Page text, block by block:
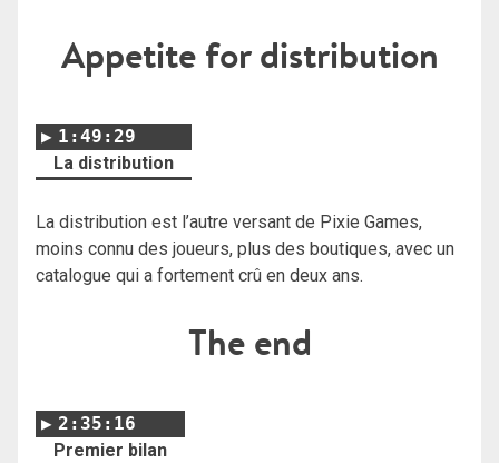
Appetite for distribution
1:49:29
La distribution
La distribution est l’autre versant de Pixie Games,
moins connu des joueurs, plus des boutiques, avec un
catalogue qui a fortement crû en deux ans.
The end
2:35:16
Premier bilan